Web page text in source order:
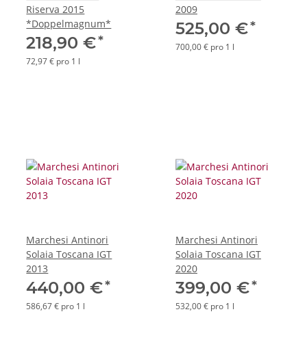
Riserva 2015
*Doppelmagnum*
218,90 €*
72,97 € pro 1 l
2009
525,00 €*
700,00 € pro 1 l
Marchesi Antinori
Solaia Toscana IGT
2013
440,00 €*
586,67 € pro 1 l
Marchesi Antinori
Solaia Toscana IGT
2020
399,00 €*
532,00 € pro 1 l